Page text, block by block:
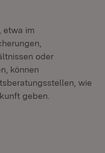
etwa im
oder
können
wie
geben.